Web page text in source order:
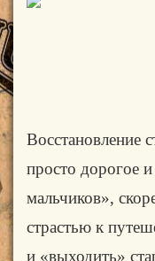
Восстановление
просто дорогое
мальчиков»,
страстью к
и «выходить»